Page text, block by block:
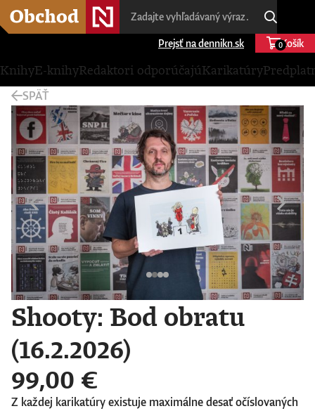
Prejsť na dennikn.sk Košík
0
KnihyE-knihyRedaktori odporúčajúKarikatúry
SPÄŤ
Shooty: Bod obratu
(16.2.2026)
99,00 €
Z každej karikatúry existuje maximálne desať očíslovaných